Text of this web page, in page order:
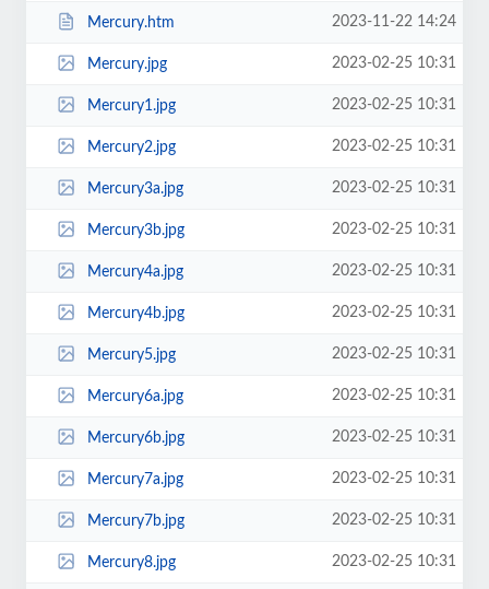
Mercury.htm 2023-11-22 14:24
Mercury.jpg 2023-02-25 10:31
Mercury1.jpg 2023-02-25 10:31
Mercury2.jpg 2023-02-25 10:31
Mercury3a.jpg 2023-02-25 10:31
Mercury3b.jpg 2023-02-25 10:31
Mercury4a.jpg 2023-02-25 10:31
Mercury4b.jpg 2023-02-25 10:31
Mercury5.jpg 2023-02-25 10:31
Mercury6a.jpg 2023-02-25 10:31
Mercury6b.jpg 2023-02-25 10:31
Mercury7a.jpg 2023-02-25 10:31
Mercury7b.jpg 2023-02-25 10:31
Mercury8.jpg 2023-02-25 10:31